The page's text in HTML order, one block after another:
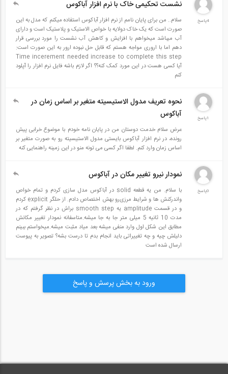
4پاسخ
نشست تحکیمی خاک با نرم افزار آباکوس
سلام.. من برای پایان نامم از نرم افزار آباکوس استفاده میکنم که مدل به این
صورت است که یک خاک دولایه با خواص الاستیک و پلاستیک است و دارای
آب میباشد میخواهم با افزایش و کاهش آب نشست را مورد بررسی قرار
دهم اما با اروری مواجه هستم که قابل حل نبوده ارور به این صورت است:
Time incerement needed increase to complete this step
آیا کسی هست در این مورد کمک کنه؟؟ اگر لازم باشه فایل نرم افزار را آپلود
کنم
1پاسخ
نحوه تعریف مدول الاستیسیته متغیر بر اساس زمان در
آباکوس
عرض سلام خدمت دوستان من در پایان نامه خودم با موضوع خرابی پیش
رونده، در نرم افزار آباکوس بایستی مدول الاستیسیته رو به صورت متغیر بر
اساس زمان وارد کنم. لطفا اگر کسی می تونه منو در این زمینه راهنمایی کنه
0پاسخ
نمودار نیرو تغییر مکان در آباکوس
با سلام. من یه قطعه solid در آباکوس مدل سازی کردم و تمام خواص
و‌اندرکنش ها و شرایط مرزی‌رو بهش اختصاص دادم. از حلگر explicit کردم
و در قسمت amplitude یه smooth step براش در نظر گرفتم که در
مدت 10 ثانیه 5 میلی متر جا به جا میشه.متاسفانه نمودار تغییر مکانش
مطابق این شکل اول وارد منفی میشه بعد میاد مثبت میشه.میخواستم ببینم
دلیلش چیه و چه تغییراتی باید انجام بدم تا درست بشه؟ تصویر به پیوست
ارسال شده است
ورود به بخش پرسش و پاسخ